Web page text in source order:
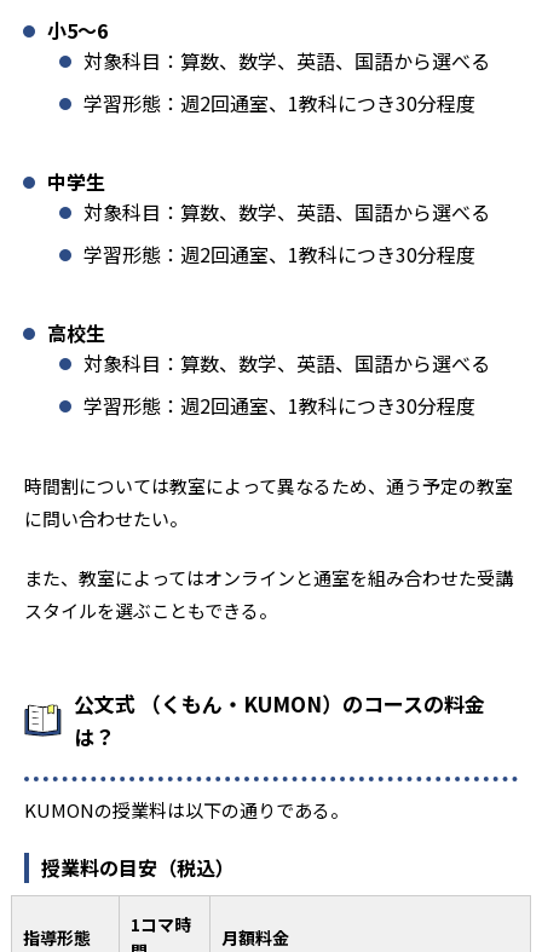
小5〜6
対象科目：算数、数学、英語、国語から選べる
学習形態：週2回通室、1教科につき30分程度
中学生
対象科目：算数、数学、英語、国語から選べる
学習形態：週2回通室、1教科につき30分程度
高校生
対象科目：算数、数学、英語、国語から選べる
学習形態：週2回通室、1教科につき30分程度
時間割については教室によって異なるため、通う予定の教室
に問い合わせたい。
また、教室によってはオンラインと通室を組み合わせた受講
スタイルを選ぶこともできる。
公文式 （くもん・KUMON）のコースの料金
は？
KUMONの授業料は以下の通りである。
授業料の目安（税込）
指導形態
1コマ時
月額料金